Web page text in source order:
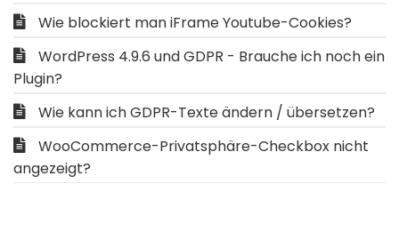
Wie blockiert man iFrame Youtube-Cookies?
WordPress 4.9.6 und GDPR - Brauche ich noch ein
Plugin?
Wie kann ich GDPR-Texte ändern / übersetzen?
WooCommerce-Privatsphäre-Checkbox nicht
angezeigt?